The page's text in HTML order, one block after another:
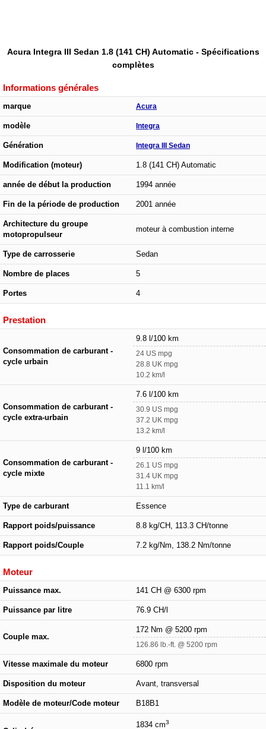
Acura Integra III Sedan 1.8 (141 CH) Automatic - Spécifications
complètes
Informations générales
marque Acura
modèle Integra
Génération Integra III Sedan
Modification (moteur) 1.8 (141 CH) Automatic
année de début la production 1994 année
Fin de la période de production 2001 année
Architecture du groupe
motopropulseur
moteur à combustion interne
Type de carrosserie Sedan
Nombre de places 5
Portes 4
Prestation
Consommation de carburant -
cycle urbain
9.8 l/100 km
24 US mpg
28.8 UK mpg
10.2 km/l
Consommation de carburant -
cycle extra-urbain
7.6 l/100 km
30.9 US mpg
37.2 UK mpg
13.2 km/l
Consommation de carburant -
cycle mixte
9 l/100 km
26.1 US mpg
31.4 UK mpg
11.1 km/l
Type de carburant Essence
Rapport poids/puissance 8.8 kg/CH, 113.3 CH/tonne
Rapport poids/Couple 7.2 kg/Nm, 138.2 Nm/tonne
Moteur
Puissance max. 141 CH @ 6300 rpm
Puissance par litre 76.9 CH/l
Couple max.
172 Nm @ 5200 rpm
126.86 lb.-ft. @ 5200 rpm
Vitesse maximale du moteur 6800 rpm
Disposition du moteur Avant, transversal
Modèle de moteur/Code moteur B18B1
1834 cm3